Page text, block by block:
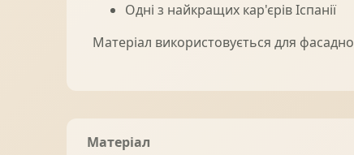
Одні з найкращих кар'єрів Іспанії
Матеріал використовується для
Матеріал